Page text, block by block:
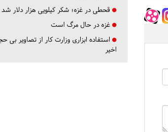
قحطی در غزه؛ شکر کیلویی هزار دلار شد
غزه در حال مرگ است
استفاده ابزاری وزارت کار از تصاویر
اخیر